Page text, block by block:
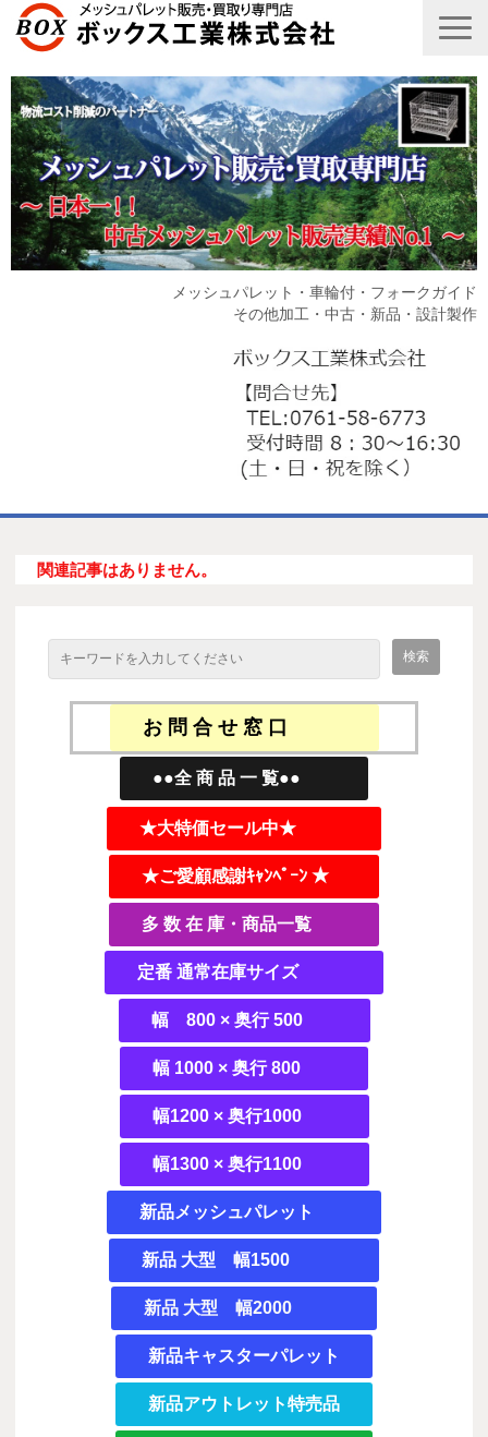
メッシュパレット・車輪付・フォークガイド
その他加工・中古・新品・設計製作
商品一覧表
製造工場
代理店募集
会社情報
お問い合わせ
関連記事はありません。
お 問 合 せ 窓 口
●●全 商 品 一 覧●●
★大特価セール中★
★ご愛顧感謝ｷｬﾝﾍﾟｰﾝ ★
多 数 在 庫・商品一覧
定番 通常在庫サイズ
幅 800 × 奥行 500
幅 1000 × 奥行 800
幅1200 × 奥行1000
幅1300 × 奥行1100
新品メッシュパレット
新品 大型 幅1500
新品 大型 幅2000
新品キャスターパレット
新品アウトレット特売品